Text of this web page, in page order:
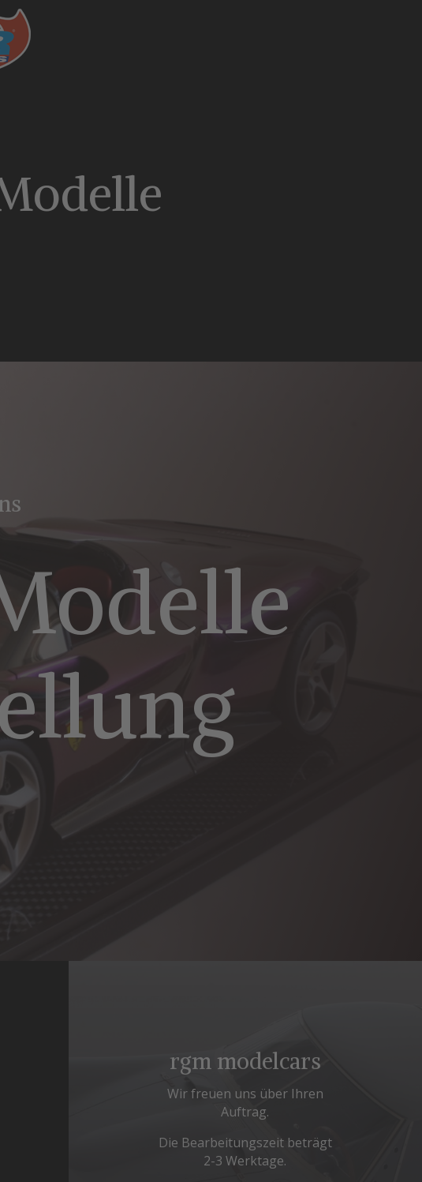
rgm modelcars
Wir freuen uns über Ihren
Auftrag.
Die Bearbeitungszeit beträgt
2-3 Werktage.